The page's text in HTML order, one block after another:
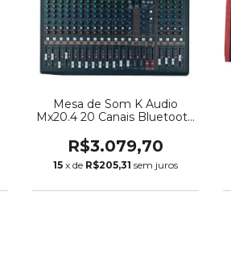
Mesa de Som K Audio
Mx20.4 20 Canais Bluetooth
R$3.079,70
15 x de R$205,31 sem juros